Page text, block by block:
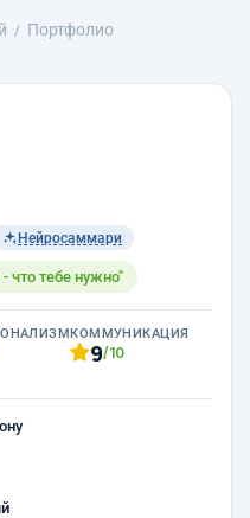
Портфолио
Нейросаммари
что тебе нужно"
КОММУНИКАЦИЯ
9/10